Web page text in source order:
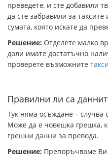
преведете, и сте добавили
да сте забравили за
сумата, която искате да
Решение: Отделете малко
дали имате достатъчно
проверете възможните такси
Правилни ли са
Тук няма осъждане – случва
Може да е човешка грешка,
грешни данни за превода.
Решение: Препоръчваме Ви